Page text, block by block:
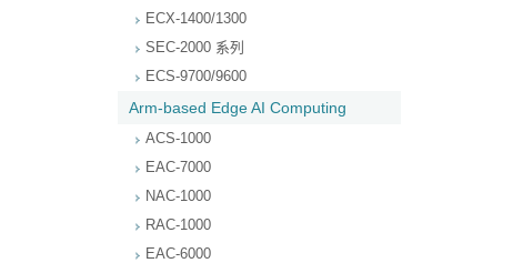
ECX-1400/1300
SEC-2000 系列
ECS-9700/9600
Arm-based Edge AI Computing
ACS-1000
EAC-7000
NAC-1000
RAC-1000
EAC-6000